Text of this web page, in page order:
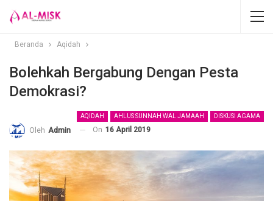
Beranda Aqidah
Bolehkah Bergabung Dengan Pesta
Demokrasi?
AQIDAH AHLUS SUNNAH WAL JAMAAH DISKUSI AGAMA
Oleh Admin On 16 April 2019